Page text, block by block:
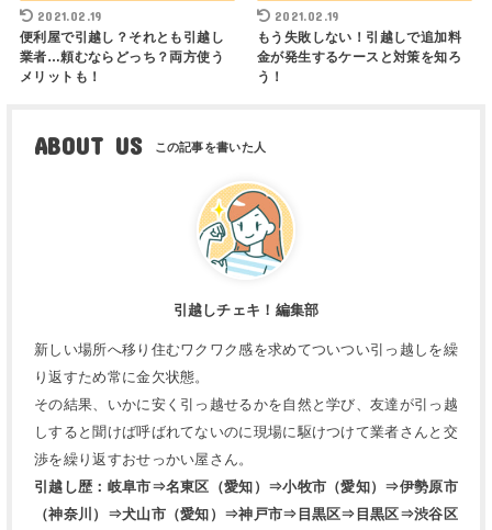
2021.02.19
便利屋で引越し？それとも引越し
業者…頼むならどっち？両方使う
メリットも！
2021.02.19
もう失敗しない！引越しで追加料
金が発生するケースと対策を知ろ
う！
ABOUT US
引越しチェキ！編集部
新しい場所へ移り住むワクワク感を求めてついつい引っ越しを繰
り返すため常に金欠状態。
その結果、いかに安く引っ越せるかを自然と学び、友達が引っ越
しすると聞けば呼ばれてないのに現場に駆けつけて業者さんと交
渉を繰り返すおせっかい屋さん。
引越し歴：岐阜市⇒名東区（愛知）⇒小牧市（愛知）⇒伊勢原市
（神奈川）⇒犬山市（愛知）⇒神戸市⇒目黒区⇒目黒区⇒渋谷区